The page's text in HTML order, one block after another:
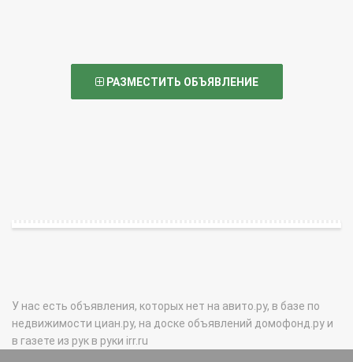
РАЗМЕСТИТЬ ОБЪЯВЛЕНИЕ
У нас есть объявления, которых нет на авито.ру, в базе по
недвижимости циан.ру, на доске объявлений домофонд.ру и
в газете из рук в руки irr.ru